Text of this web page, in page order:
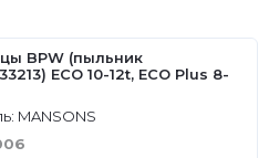
BPW (пыльник
ECO 10-12t, ECO Plus 8-
MANSONS